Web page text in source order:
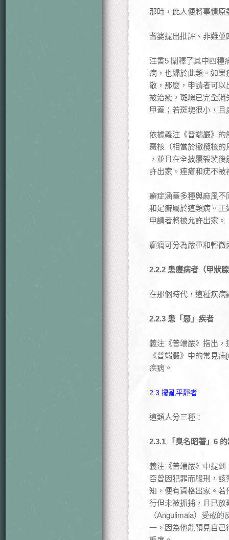
那時，此人便將事情原
耆婆提出批評、非難
注書5 闡釋了其中四種
病，也歸於此類。如
散，那麼，申請者可
被治癒，斑塊已完全
甲蓋；若斑塊很小，
依據義注《普端嚴》
棗核（相當於橄欖核的
，並且在全披覆袈裟
許出家。痤瘡和疣不
癬症涵蓋多種與麻風
和足癬屬於這類病。
申請者將被允許出家。
癲癇可分為嚴重和輕
2.2.2 患癭病者（甲狀
在那個時代，這種疾
2.2.3 患「惡」疾者
義注《普端嚴》指出
《普端嚴》中的常見
疾病。
2.3 擾亂平靜者
這類人分三種：
2.3.1 「臭名昭著」6
義注《普端嚴》中提
否曾因犯罪而服刑，
知，便有資格出家。
行但未被抓捕，且已
（Aṅgulimāla）受戒
一，因為他能預見自